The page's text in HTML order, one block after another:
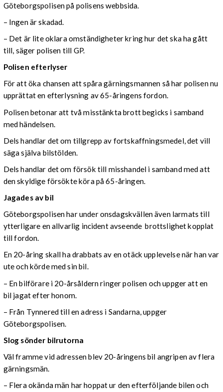
Göteborgspolisen på polisens webbsida.
– Ingen är skadad.
– Det är lite oklara omständigheter kring hur det ska ha gått
till, säger polisen till GP.
Polisen efterlyser
För att öka chansen att spåra gärningsmannen så har polisen nu
upprättat en efterlysning av 65-åringens fordon.
Polisen betonar att två misstänkta brott begicks i samband
med händelsen.
Dels handlar det om tillgrepp av fortskaffningsmedel, det vill
säga själva bilstölden.
Dels handlar det om försök till misshandel i samband med att
den skyldige försökte köra på 65-åringen.
Jagades av bil
Göteborgspolisen har under onsdagskvällen även larmats till
ytterligare en allvarlig incident avseende brottslighet kopplat
till fordon.
En 20-åring skall ha drabbats av en otäck upplevelse när han var
ute och körde med sin bil.
– En bilförare i 20-årsåldern ringer polisen och uppger att en
bil jagat efter honom.
– Från Tynnered till en adress i Sandarna, uppger
Göteborgspolisen.
Slog sönder bilrutorna
Väl framme vid adressen blev 20-åringens bil angripen av flera
gärningsmän.
– Flera okända män har hoppat ur den efterföljande bilen och